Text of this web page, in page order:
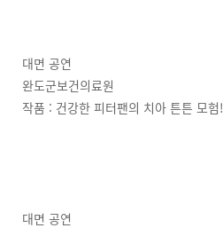
대면 공연
완도군보건의료원
작품 : 건강한 피터팬의 치아 튼튼 모험!
대면 공연